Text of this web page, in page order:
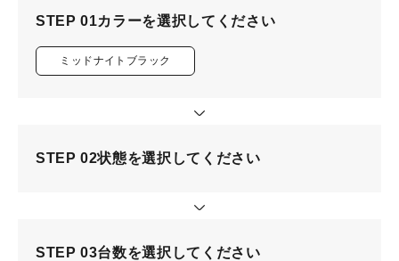
STEP 01カラーを選択してください
ミッドナイトブラック
STEP 02状態を選択してください
STEP 03台数を選択してください